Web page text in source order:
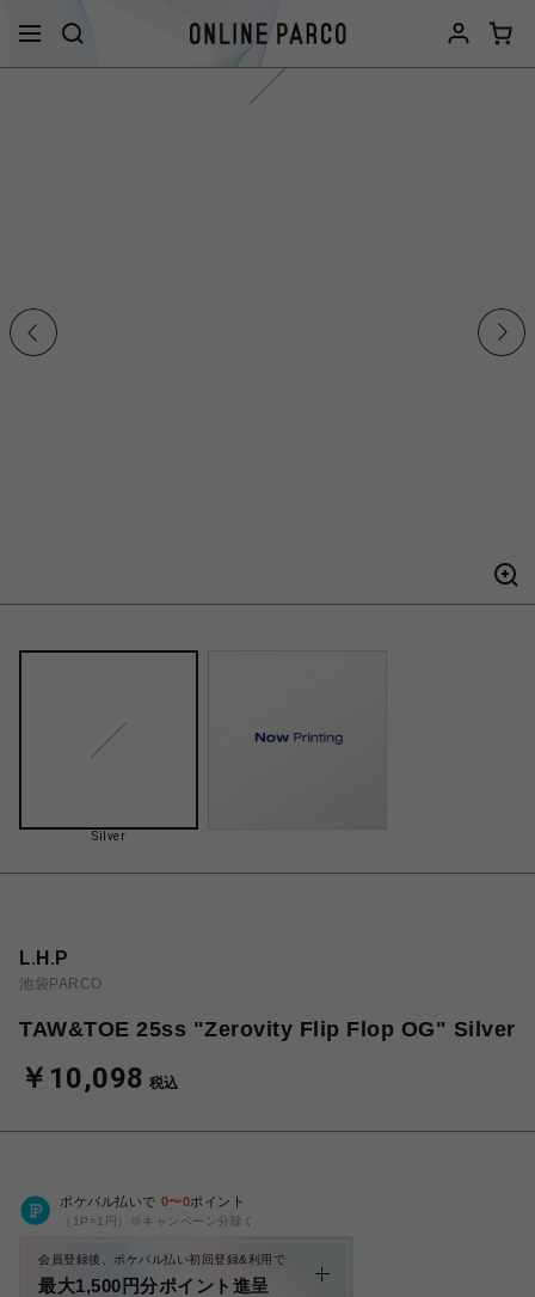
Silver
L.H.P
池袋PARCO
TAW&TOE 25ss "Zerovity Flip Flop OG" Silver
￥10,098 税込
ポケパル払いで 0〜0ポイント
（1P=1円）※キャンペーン分除く
会員登録後、ポケパル払い初回登録&利用で
最大1,500円分ポイント進呈